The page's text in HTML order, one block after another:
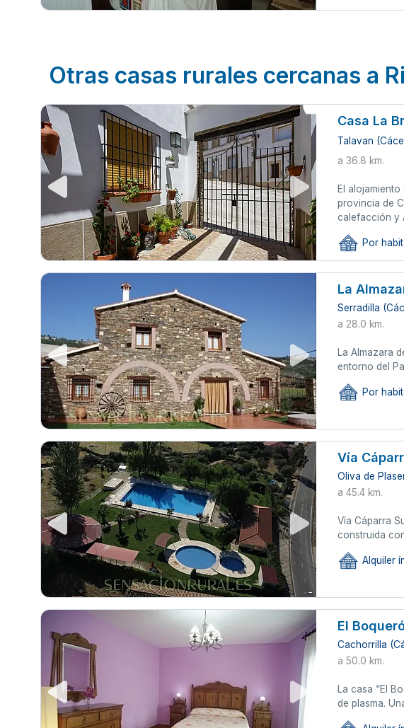
Otras casas rurales cercanas a
Casa La
Talavan
a 36.8 km.
El
provincia de
calefacción y
Por
La
Serradilla
a 28.0 km.
La Almazara
entorno del
Por
Vía
Oliva de
a 45.4 km.
Vía Cáparra
construida
Alquiler
El
Cachorrilla
a 50.0 km.
La casa “El
de plasma.